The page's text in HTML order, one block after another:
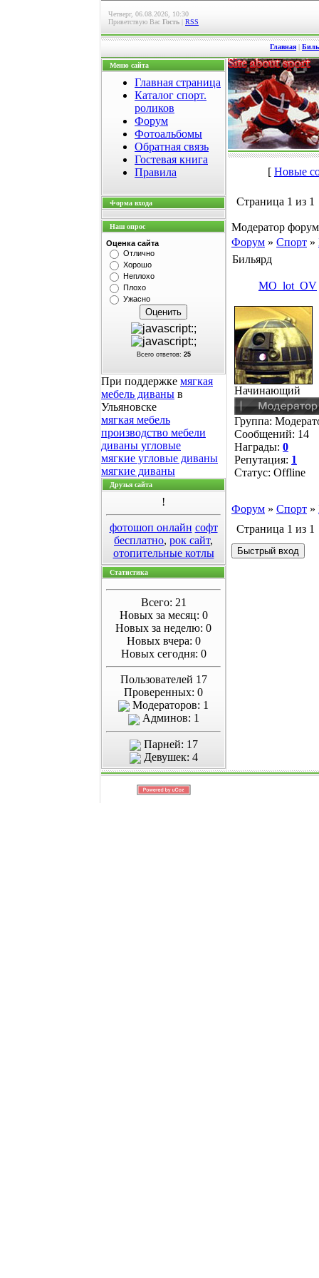
Четверг, 06.08.2026, 10:30
Приветствую Вас Гость | RSS
Главная |
Меню сайта
Главная страница
Каталог спорт.
роликов
Форум
Фотоальбомы
Обратная связь
Гостевая книга
Правила
Форма входа
Наш опрос
Оценка сайта
Отлично
Хорошо
Неплохо
Плохо
Ужасно
Всего ответов: 25
При поддержке мягкая
мебель диваны в
Ульяновске
мягкая мебель
производство мебели
диваны угловые
мягкие угловые диваны
мягкие диваны
Друзья сайта
!
фотошоп онлайн софт
бесплатно, рок сайт,
отопительные котлы
Статистика
Всего: 21
Новых за месяц: 0
Новых за неделю: 0
Новых вчера: 0
Новых сегодня: 0
Пользователей 17
Проверенных: 0
Модераторов: 1
Админов: 1
Парней: 17
Девушек: 4
[ Новые
Страница 1 из 1
Модератор
Форум » Спорт »
Бильярд
MO_lot_OV
Начинающий
Группа:
Сообщений: 14
Награды: 0
Репутация: 1
Статус: Offline
Форум » Спорт »
Страница 1 из 1